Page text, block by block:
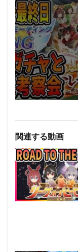
関連する動画